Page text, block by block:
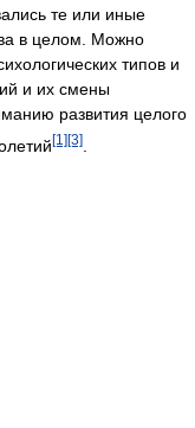
те или иные
в целом. Можно
типов и
и их смены
развития целого
[1][3]